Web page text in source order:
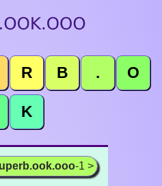
R B . O
K
-1 >